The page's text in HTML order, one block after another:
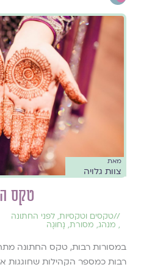
מאת
צוות גלויה
טקס
//טקסים וטקסיות, לפני החתונה
, מנהג, מסורת, נָחוּגָה
במסורות רבות, טקס החתונה
רבות כמספר הקהילות שחוגגות